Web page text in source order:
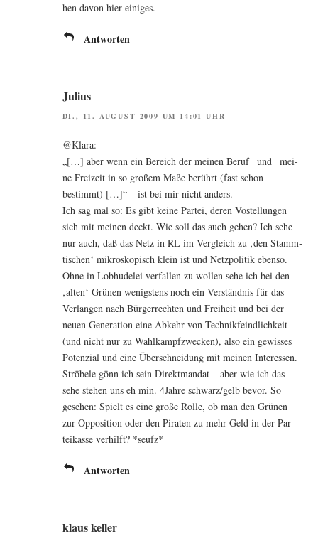
hen davon hier einiges.
Antworten
Julius
DI., 11. AUGUST 2009 UM 14:01 UHR
@Klara:
„[…] aber wenn ein Bereich der mei­nen Beruf _und_ mei­
ne Frei­zeit in so gro­ßem Maße berührt (fast schon
bestimmt) […]“ – ist bei mir nicht anders.
Ich sag mal so: Es gibt kei­ne Par­tei, deren Vostel­lun­gen
sich mit mei­nen deckt. Wie soll das auch gehen? Ich sehe
nur auch, daß das Netz in RL im Ver­gleich zu ‚den Stamm­
ti­schen‘ mikro­sko­pisch klein ist und Netz­po­li­tik eben­so.
Ohne in Lob­hu­de­lei ver­fal­len zu wol­len sehe ich bei den
‚alten‘ Grü­nen wenigs­tens noch ein Ver­ständ­nis für das
Ver­lan­gen nach Bür­ger­rech­ten und Frei­heit und bei der
neu­en Gene­ra­ti­on eine Abkehr von Tech­nik­feind­lich­keit
(und nicht nur zu Wahl­kampf­zwe­cken), also ein gewis­ses
Poten­zi­al und eine Über­schnei­dung mit mei­nen Interessen.
Strö­be­le gönn ich sein Direkt­man­dat – aber wie ich das
sehe ste­hen uns eh min. 4Jahre schwarz/gelb bevor. So
gese­hen: Spielt es eine gro­ße Rol­le, ob man den Grü­nen
zur Oppo­si­ti­on oder den Pira­ten zu mehr Geld in der Par­
tei­kas­se ver­hilft? *seufz*
Antworten
klaus keller